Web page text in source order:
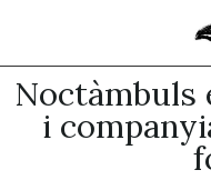
Noctàmbuls
i